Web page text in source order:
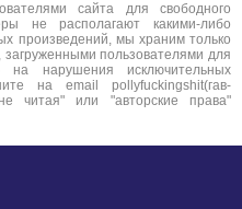
сайта для свободного
не располагают какими-либо
произведений, мы храним только
пользователями для
нарушения исключительных
на email pollyfuckingshit(гав-
читая" или "авторские права"